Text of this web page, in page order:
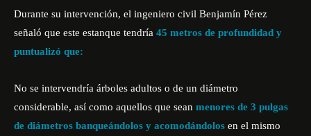
Durante su intervención, el ingeniero civil Benjamín Pérez
señaló que este estanque tendría 45 metros de profundidad y
puntualizó que:
No se intervendría árboles adultos o de un diámetro
considerable, así como aquellos que sean menores de 3 pulgas
de diámetros banqueándolos y acomodándolos en el mismo